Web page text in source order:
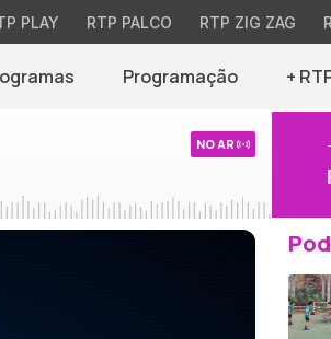
PLAY RTP PALCO RTP ZIG ZAG
Programação +
NO AR